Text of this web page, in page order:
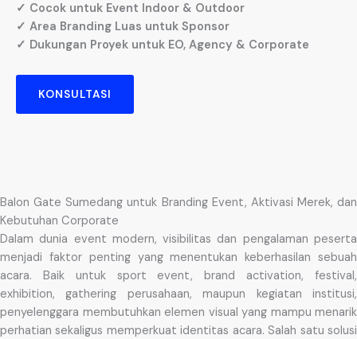
✓ Cocok untuk Event Indoor & Outdoor
✓ Area Branding Luas untuk Sponsor
✓ Dukungan Proyek untuk EO, Agency & Corporate
KONSULTASI
Balon Gate Sumedang untuk Branding Event, Aktivasi Merek, dan
Kebutuhan Corporate
Dalam dunia event modern, visibilitas dan pengalaman peserta
menjadi faktor penting yang menentukan keberhasilan sebuah
acara. Baik untuk sport event, brand activation, festival,
exhibition, gathering perusahaan, maupun kegiatan institusi,
penyelenggara membutuhkan elemen visual yang mampu menarik
perhatian sekaligus memperkuat identitas acara. Salah satu solusi